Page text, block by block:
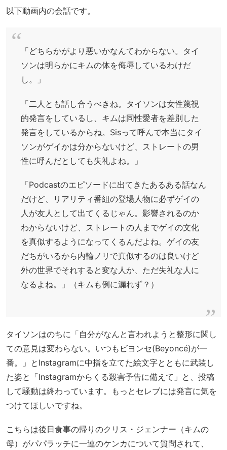
以下動画内の会話です。
「どちらかがより悪いかなんてわからない。タイ
ソンは明らかにキムの体を侮辱しているわけだ
し。」
「二人とも話し合うべきね。タイソンは女性蔑視
的発言をしているし、キムは同性愛者を差別した
発言をしているからね。Sisって呼んで本当にタイ
ソンがゲイかは分からないけど、ストレートの男
性に呼んだとしても失礼よね。」
「Podcastのエピソードに出てきたあるある話なん
だけど、リアリティ番組の登場人物に必ずゲイの
人が友人として出てくるじゃん。影響されるのか
わからないけど、ストレートの人までゲイの文化
を真似するようになってくるんだよね。ゲイの友
だちがいるから内輪ノリで真似するのは良いけど
外の世界でそれすると変な人か、ただ失礼な人に
なるよね。」（キムも例に漏れず？）
タイソンはのちに「自分がなんと言われようと整形に関し
ての意見は変わらない。いつもビヨンセ(Beyoncé)が一
番。」とInstagramに中指を立てた絵文字とともに武装し
た姿と「Instagramからくる殺害予告に備えて」と、投稿
して騒動は終わっています。もっとセレブには発言に気を
つけてほしいですね。
こちらは後日食事の帰りのクリス・ジェンナー（キムの
母）がパパラッチに一連のケンカについて質問されて、